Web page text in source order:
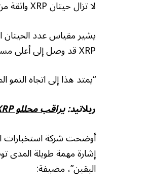
لا تزال حيتان XRP واثقة من احتمالات الاختراق، وذلك باستخدام نطاق الدمج الأخير لتجميع المزيد من الرموز.
XRP قد وصل إلى أعلى مستوى له على الإطلاق وهو حوالي 332230.
“يمتد هذا إلى اتجاه النمو
ريلاتيد:يراقب محللو XRP منطقة الدعم الرئيسية مع ظهور السعر المستهدف عند 12 دولارًا
أوضحت شركة استخبارات
إشارة مهمة طويلة المدى
اليقين”، مضيفة: